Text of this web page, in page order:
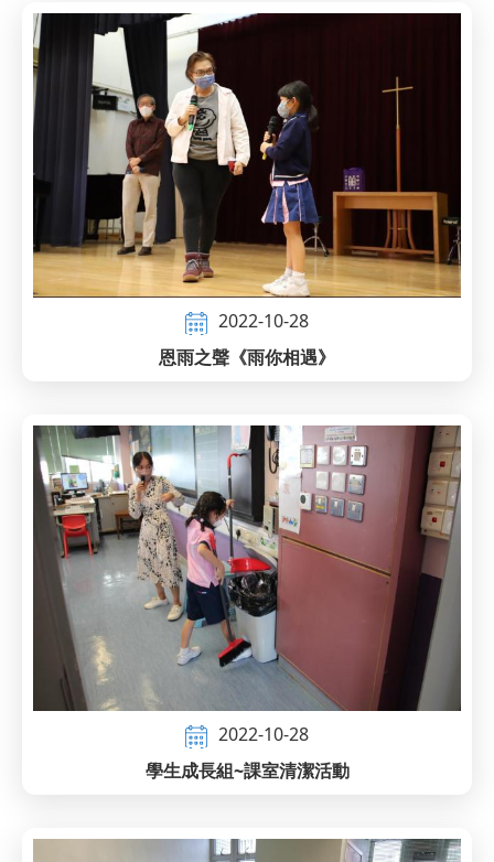
2022-10-28
恩雨之聲《雨你相遇》
2022-10-28
學生成長組~課室清潔活動